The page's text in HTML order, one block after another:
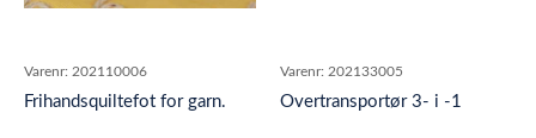
Varenr: 202110006
Frihandsquiltefot for garn.
Varenr: 202133005
Overtransportør 3- i -1